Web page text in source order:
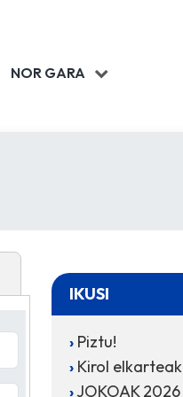
NOR GARA
IKUSI
Piztu!
Kirol elkarteak
JOKOAK 2026